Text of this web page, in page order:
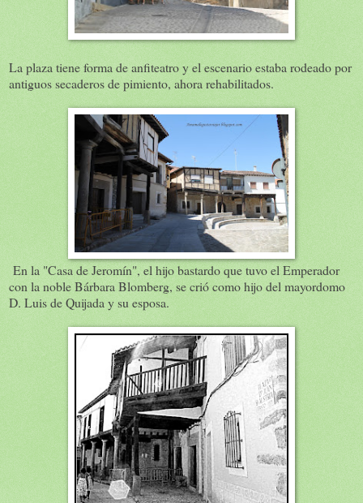
La plaza tiene forma de anfiteatro y el escenario estaba rodeado por
antiguos secaderos de pimiento, ahora rehabilitados.
En la "Casa de Jeromín", el hijo bastardo que tuvo el Emperador
con la noble Bárbara Blomberg, se crió como hijo del mayordomo
D. Luis de Quijada y su esposa.